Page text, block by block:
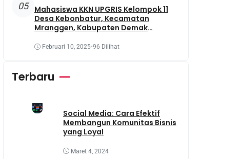
05
Mahasiswa KKN UPGRIS Kelompok 11
Desa Kebonbatur, Kecamatan
Mranggen, Kabupaten Demak
Obat Dengan Memanfaatkan Lahan
Februari 10, 2025•96 Dilihat
Terbaru
Social Media: Cara Efektif
Membangun Komunitas Bisnis
yang Loyal
Maret 4, 2024